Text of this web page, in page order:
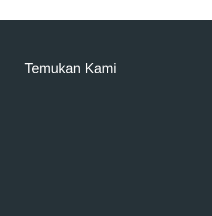
Temukan Kami